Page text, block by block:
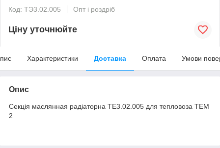
Код: ТЭ3.02.005
Опт і роздріб
Ціну уточнюйте
Характеристики Доставка Оплата Умови
Опис
Секція маслянная радіаторна ТЕ3.02.005 для тепловоза ТЕМ
2